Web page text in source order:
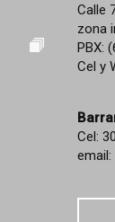
Calle
zona
PBX:
Cel y
Cel:
email: